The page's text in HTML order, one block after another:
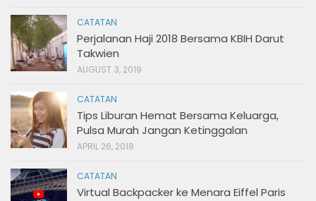
CATATAN
Perjalanan Haji 2018 Bersama KBIH Darut
Takwien
AUGUST 3, 2019
CATATAN
Tips Liburan Hemat Bersama Keluarga,
Pulsa Murah Jangan Ketinggalan
APRIL 26, 2018
CATATAN
Virtual Backpacker ke Menara Eiffel Paris